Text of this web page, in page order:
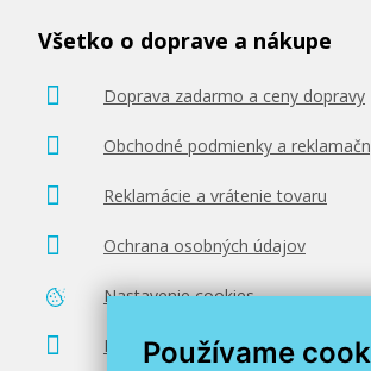
Používame
Všetko o doprave a nákupe
Doprava zadarmo a ceny dopravy
Obchodné podmienky a
Reklamácie a vrátenie tovaru
Ochrana osobných údajov
Nastavenie cookies
Poradenstvo zadarmo